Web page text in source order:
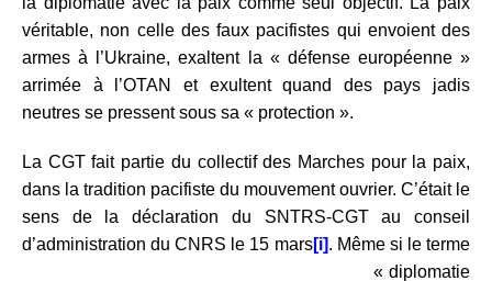
véritable, non celle des faux pacifistes qui envoient des
armes à l’Ukraine, exaltent la « défense européenne »
arrimée à l’OTAN et exultent quand des pays jadis
neutres se pressent sous sa « protection ».
La CGT fait partie du collectif des Marches pour la paix,
dans la tradition pacifiste du mouvement ouvrier. C’était le
sens de la déclaration du SNTRS-CGT au conseil
d’administration du CNRS le 15 mars[i]. Même si le terme
« diplomatie